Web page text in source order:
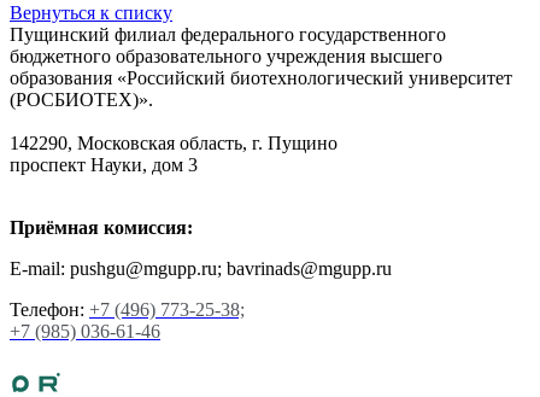
Вернуться к списку
Пущинский филиал федерального государственного
бюджетного образовательного учреждения высшего
образования «Российский биотехнологический университет
(РОСБИОТЕХ)».
142290, Московская область, г. Пущино
проспект Науки, дом 3
Приёмная комиссия:
E-mail: pushgu@mgupp.ru; bavrinads@mgupp.ru
Телефон: +7 (496) 773-25-38;
+7 (985) 036-61-46